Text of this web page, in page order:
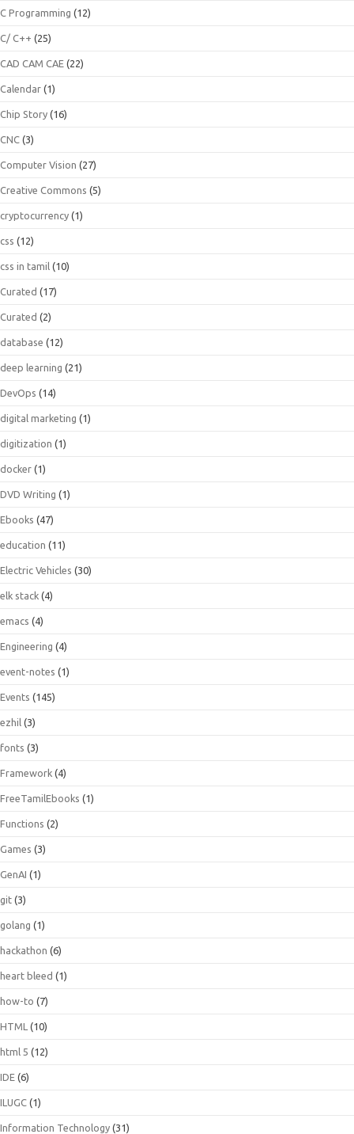
C Programming (12)
C/ C++ (25)
CAD CAM CAE (22)
Calendar (1)
Chip Story (16)
CNC (3)
Computer Vision (27)
Creative Commons (5)
cryptocurrency (1)
css (12)
css in tamil (10)
Curated (17)
Curated (2)
database (12)
deep learning (21)
DevOps (14)
digital marketing (1)
digitization (1)
docker (1)
DVD Writing (1)
Ebooks (47)
education (11)
Electric Vehicles (30)
elk stack (4)
emacs (4)
Engineering (4)
event-notes (1)
Events (145)
ezhil (3)
fonts (3)
Framework (4)
FreeTamilEbooks (1)
Functions (2)
Games (3)
GenAI (1)
git (3)
golang (1)
hackathon (6)
heart bleed (1)
how-to (7)
HTML (10)
html 5 (12)
IDE (6)
ILUGC (1)
Information Technology (31)